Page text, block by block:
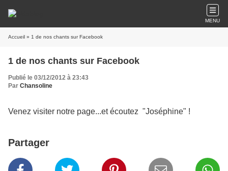
MENU
Accueil » 1 de nos chants sur Facebook
1 de nos chants sur Facebook
Publié le 03/12/2012 à 23:43
Par Chansoline
Venez visiter notre page...et écoutez "Joséphine" !
Partager